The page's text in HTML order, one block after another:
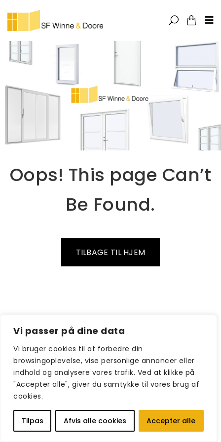
Vi passer på dine data
Vi bruger cookies til at forbedre din
browsingoplevelse, vise personlige annoncer eller
indhold og analysere vores trafik. Ved at klikke på
"Accepter alle", giver du samtykke til vores brug af
cookies.
Tilpas Afvis alle cookies Accepter alle
Oops! This page Can’t
Be Found.
TILBAGE TIL HJEM